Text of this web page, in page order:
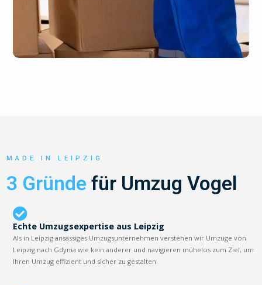
MADE IN LEIPZIG
3 Gründe für Umzug Vogel
Echte Umzugsexpertise aus Leipzig
Als in Leipzig ansässiges Umzugsunternehmen verstehen wir Umzüge von
Leipzig nach Gdynia wie kein anderer und navigieren mühelos zum Ziel, um
Ihren Umzug effizient und sicher zu gestalten.